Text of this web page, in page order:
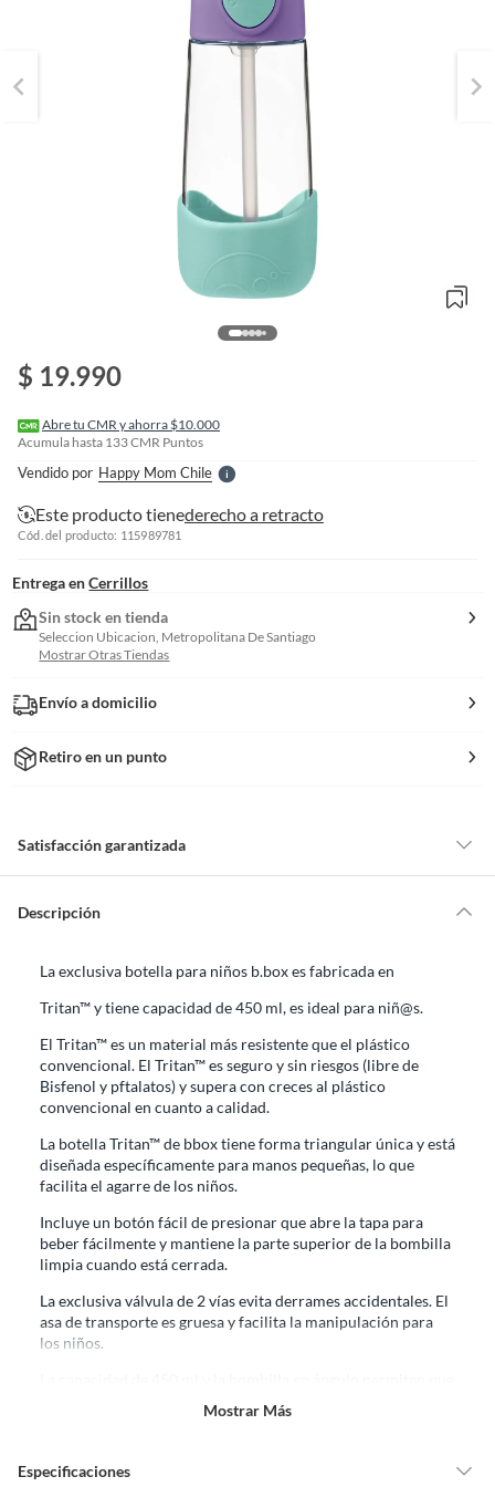
$ 19.990
Abre tu CMR y ahorra $10.000
Acumula hasta 133CMR Puntos
Vendido por Happy Mom ChileS
l
f
Este producto tienederecho a retracto
Cód. del producto: 115989781
Entrega en Cerrillos
Sin stock en tienda
Seleccion Ubicacion, Metropolitana De Santiago
Mostrar Otras Tiendas
Envío a domicilio
Retiro en un punto
Satisfacción garantizada
de la compra.
comprado por internet y que hay ciertas categorías que no tienen este
puedan deteriorarse o caducar con rapidez.
Confeccionados a la medida.
De uso personal.
En sodimac.cl te damos30 días desde que recibes el producto. Debe
estar en perfecto estado, con todas sus etiquetas y sin uso, tal como te lo
entregamos.
Productos digitales que se entregan a través de una descarga
electrónica, por ejemplo, cupones de experiencia o programas
para el computador.
Productos a pedido o confeccionados a medida.
Productos que han sido informados como imperfectos, usados,
reparados, abiertos, de segunda selección, remanufacturados o
Pinturas de un color a solicitud.
Descripción
La exclusiva botella para niños b.box es fabricada en
Tritan™y tiene capacidad de 450 ml, es ideal para niñ@s.
El Tritan™ es un material más resistente que el plástico
convencional. El Tritan™es seguro y sin riesgos (libre de
Bisfenol y pftalatos) y supera con creces al plástico
convencional en cuanto a calidad.
La botellaTritan™ de bboxtiene forma triangular única y está
diseñada específicamente para manos pequeñas, lo que
facilita el agarre de los niños.
Incluye un botón fácil de presionar que abre la tapa para
beber fácilmente y mantiene la parte superior de la bombilla
limpia cuando está cerrada.
La exclusiva válvula de 2 vías evita derrames accidentales. El
asa de transporte es gruesa y facilita la manipulación para
los niños.
hidratados durante todo el día.
limpiar.
Mostrar Más
Especificaciones